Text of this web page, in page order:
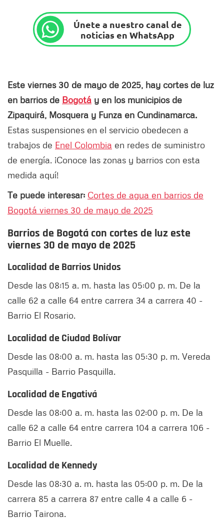
Únete a nuestro canal de
noticias en WhatsApp
Este viernes 30 de mayo de 2025, hay cortes de luz
en barrios de Bogotá y en los municipios de
Zipaquirá, Mosquera y Funza en Cundinamarca.
Estas suspensiones en el servicio obedecen a
trabajos de Enel Colombia en redes de suministro
de energía. ¡Conoce las zonas y barrios con esta
medida aquí!
Te puede interesar: Cortes de agua en barrios de
Bogotá viernes 30 de mayo de 2025
Barrios de Bogotá con cortes de luz este
viernes 30 de mayo de 2025
Localidad de Barrios Unidos
Desde las 08:15 a. m. hasta las 05:00 p. m. De la
calle 62 a calle 64 entre carrera 34 a carrera 40 -
Barrio El Rosario.
Localidad de Ciudad Bolívar
Desde las 08:00 a. m. hasta las 05:30 p. m. Vereda
Pasquilla - Barrio Pasquilla.
Localidad de Engativá
Desde las 08:00 a. m. hasta las 02:00 p. m. De la
calle 62 a calle 64 entre carrera 104 a carrera 106 -
Barrio El Muelle.
Localidad de Kennedy
Desde las 08:30 a. m. hasta las 05:00 p. m. De la
carrera 85 a carrera 87 entre calle 4 a calle 6 -
Barrio Tairona.